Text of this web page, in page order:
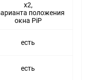
x2,
положения
окна PiP
есть
есть